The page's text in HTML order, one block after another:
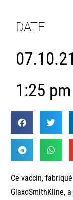
DATE
07.10.21
1:25 pm
Ce vaccin,
GlaxoSmithKline,